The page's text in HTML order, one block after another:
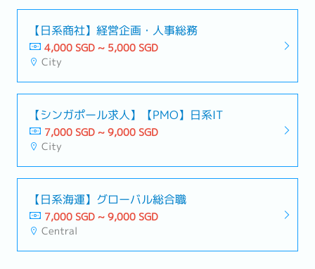
【日系商社】経営企画・人事総務
4,000 SGD ~ 5,000 SGD
City
【シンガポール求人】【PMO】日系IT
7,000 SGD ~ 9,000 SGD
City
【日系海運】グローバル総合職
7,000 SGD ~ 9,000 SGD
Central